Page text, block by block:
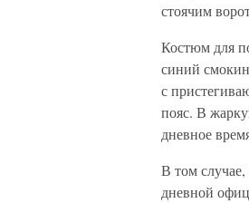
стоячим
Костюм для
синий
с
пояс. В
дневное
В том случае,
дневной